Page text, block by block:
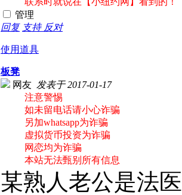
管理
回复 支持 反对
使用道具
板凳
网友 发表于 2017-01-17
注意警惕
如未留电话请小心诈骗
另加whatsapp为诈骗
虚拟货币投资为诈骗
网恋均为诈骗
本站无法甄别所有信息
某熟人老公是法